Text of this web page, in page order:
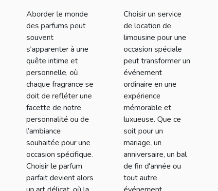
Aborder le monde
des parfums peut
souvent
s'apparenter à une
quête intime et
personnelle, où
chaque fragrance se
doit de refléter une
facette de notre
personnalité ou de
l’ambiance
souhaitée pour une
occasion spécifique.
Choisir le parfum
parfait devient alors
un événement
spécial
Choisir un service
de location de
limousine pour une
occasion spéciale
peut transformer un
événement
ordinaire en une
expérience
mémorable et
luxueuse. Que ce
soit pour un
mariage, un
anniversaire, un bal
de fin d'année ou
tout autre